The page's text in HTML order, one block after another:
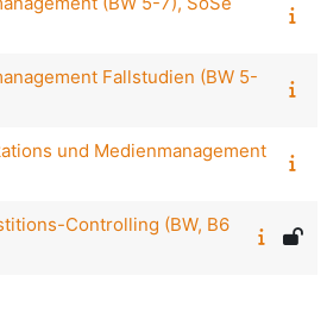
Fallstudien (BW 5-
und Medienmanagement
Controlling (BW, B6